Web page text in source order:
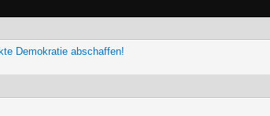
Demokratie abschaffen!